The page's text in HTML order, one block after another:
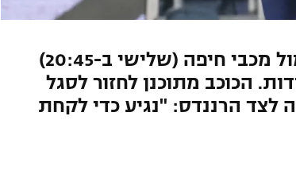
מכבי ת"א נערכת ל"משחק העונה" מול מכבי חיפה (שלישי ב-20:45)
הכוכב מתוכנן לחזור לסגל
לצד הרננדס: "נגיע כדי לקחת